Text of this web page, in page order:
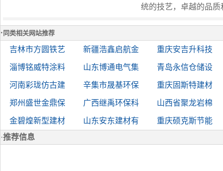
统的技艺，卓越的品
· 同类相关网站推荐
吉林市方圆铁艺 新疆浩鑫启航金 重庆安吉升科技
淄博铭威特涂料 山东博通电气集 青岛永信仓储设
河南彩珑仿古建 辛集市晟基环保 重庆固斯特建材
郑州盛世金鼎保 广西继禹环保科 山西省聚龙岩棉
金碧煌新型建材 山东安东建材有
重庆硕克斯节能
·推荐信息